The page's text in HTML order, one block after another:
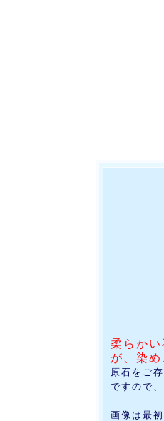
柔らか
が、染め
原石をご
ですので
画像は最